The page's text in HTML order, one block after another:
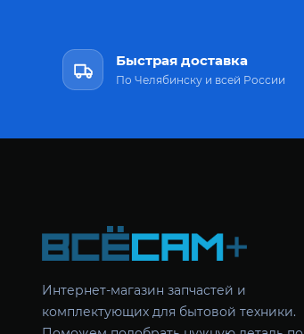
Быстрая доставка
По Челябинску и всей России
Интернет-магазин запчастей и
комплектующих для бытовой техники.